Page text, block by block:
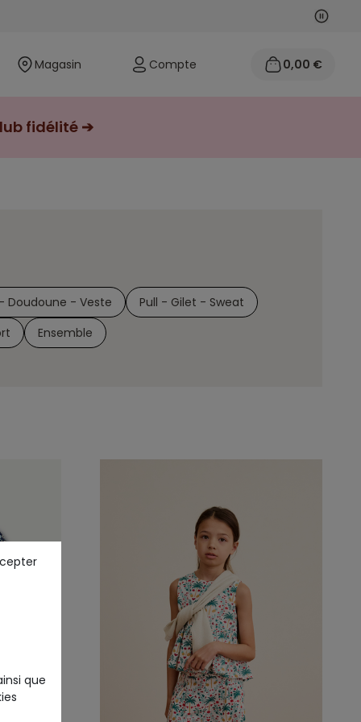
Magasin Compte 0,00 €
fidélité ➔
Doudoune - Veste
Pull - Gilet - Sweat
Ensemble
que